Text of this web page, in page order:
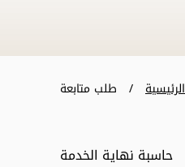
الرئيسية طلب متابعة
حاسبة نهاية الخدمة